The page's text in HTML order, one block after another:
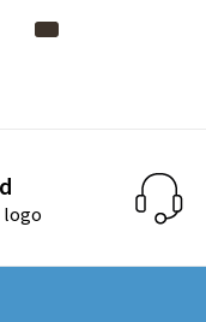
logo